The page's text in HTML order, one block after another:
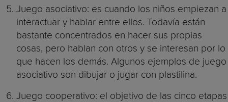
Juego asociativo: es cuando los niños empiezan a
interactuar y hablar entre ellos. Todavía están
bastante concentrados en hacer sus propias
cosas, pero hablan con otros y se interesan por lo
que hacen los demás. Algunos ejemplos de juego
asociativo son dibujar o jugar con plastilina.
Juego cooperativo: el objetivo de las cinco etapas